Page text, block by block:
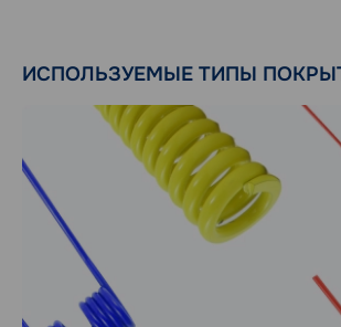
ИСПОЛЬЗУЕМЫЕ ТИПЫ